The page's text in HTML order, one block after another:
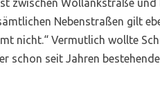
zwischen Wollankstraße
Nebenstraßen gilt
nicht.“ Vermutlich wollte
schon seit Jahren